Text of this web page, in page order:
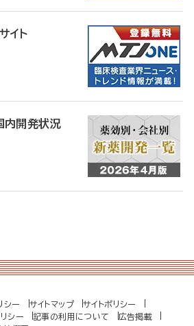
イト
内開発状況
シー サイトマップ
サイトポリシー
シー 記事の利用について
広告掲載